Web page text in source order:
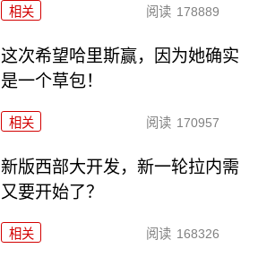
相关 阅读 178889
这次希望哈里斯赢，因为她确实
是一个草包！
相关 阅读 170957
新版西部大开发，新一轮拉内需
又要开始了？
相关 阅读 168326